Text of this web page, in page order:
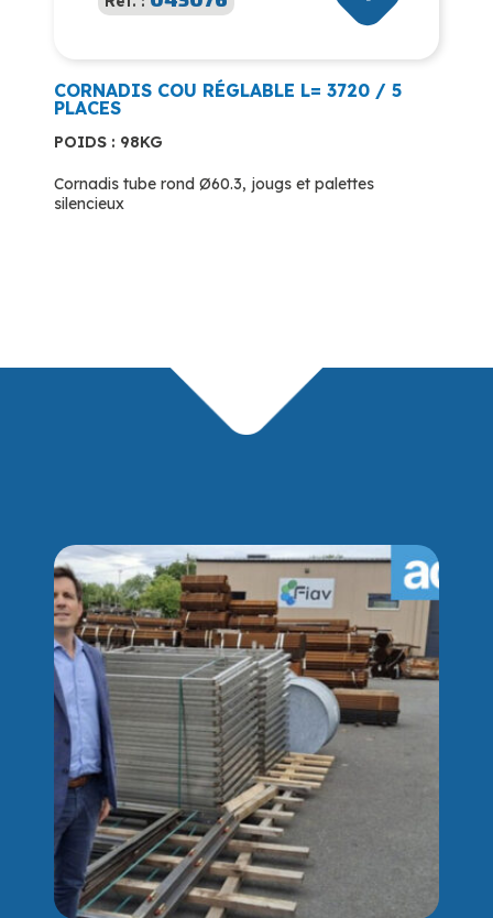
CORNADIS COU RÉGLABLE L= 3720 / 5
PLACES
POIDS : 98KG
Cornadis tube rond Ø60.3, jougs et palettes
silencieux